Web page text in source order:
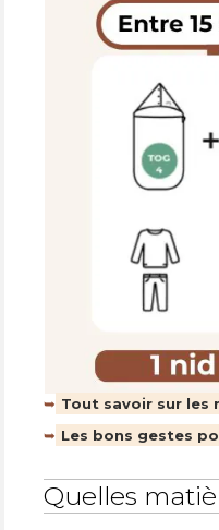
➥ Tout savoir sur les
➥ Les bons gestes
Quelles